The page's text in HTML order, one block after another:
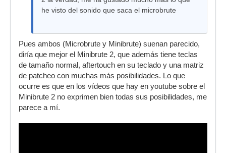
he visto del sonido que saca el microbrute
Pues ambos (Microbrute y Minibrute) suenan parecido,
diría que mejor el Minibrute 2, que además tiene teclas
de tamaño normal, aftertouch en su teclado y una matriz
de patcheo con muchas más posibilidades. Lo que
ocurre es que en los vídeos que hay en youtube sobre el
Minibrute 2 no exprimen bien todas sus posibilidades, me
parece a mí.